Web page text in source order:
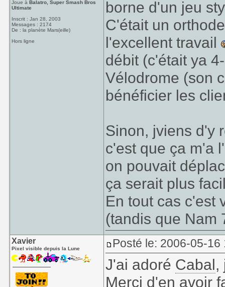
Joue àBalatro, Super Smash Bros
Ultimate
Inscrit : Jan 28, 2003
Messages : 2174
De : la planète Mars(eille)
Hors ligne
borne d'un jeu
C'était un
l'excellent travail
débit (c'était ya
Vélodrome (son
bénéficier les
Sinon, jviens d'y
c'est que ça m'a
on pouvait
ça serait plus
En tout cas c'est
(tandis que Nam
Xavier
Pixel visible depuis la Lune Posté le: 2006-05-16
J'ai adoré Cabal,
Merci d'en avoir